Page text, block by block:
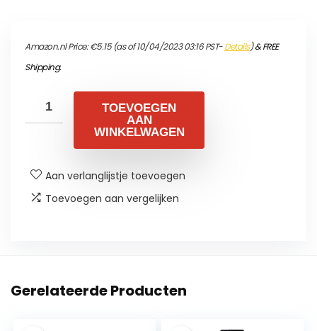
Amazon.nl Price:€5.15(as of 10/04/2023 03:16 PST-Details)&FREE
Shipping.
TOEVOEGEN
AAN
WINKELWAGEN
Aan verlanglijstje toevoegen
Toevoegen aan vergelijken
Gerelateerde Producten